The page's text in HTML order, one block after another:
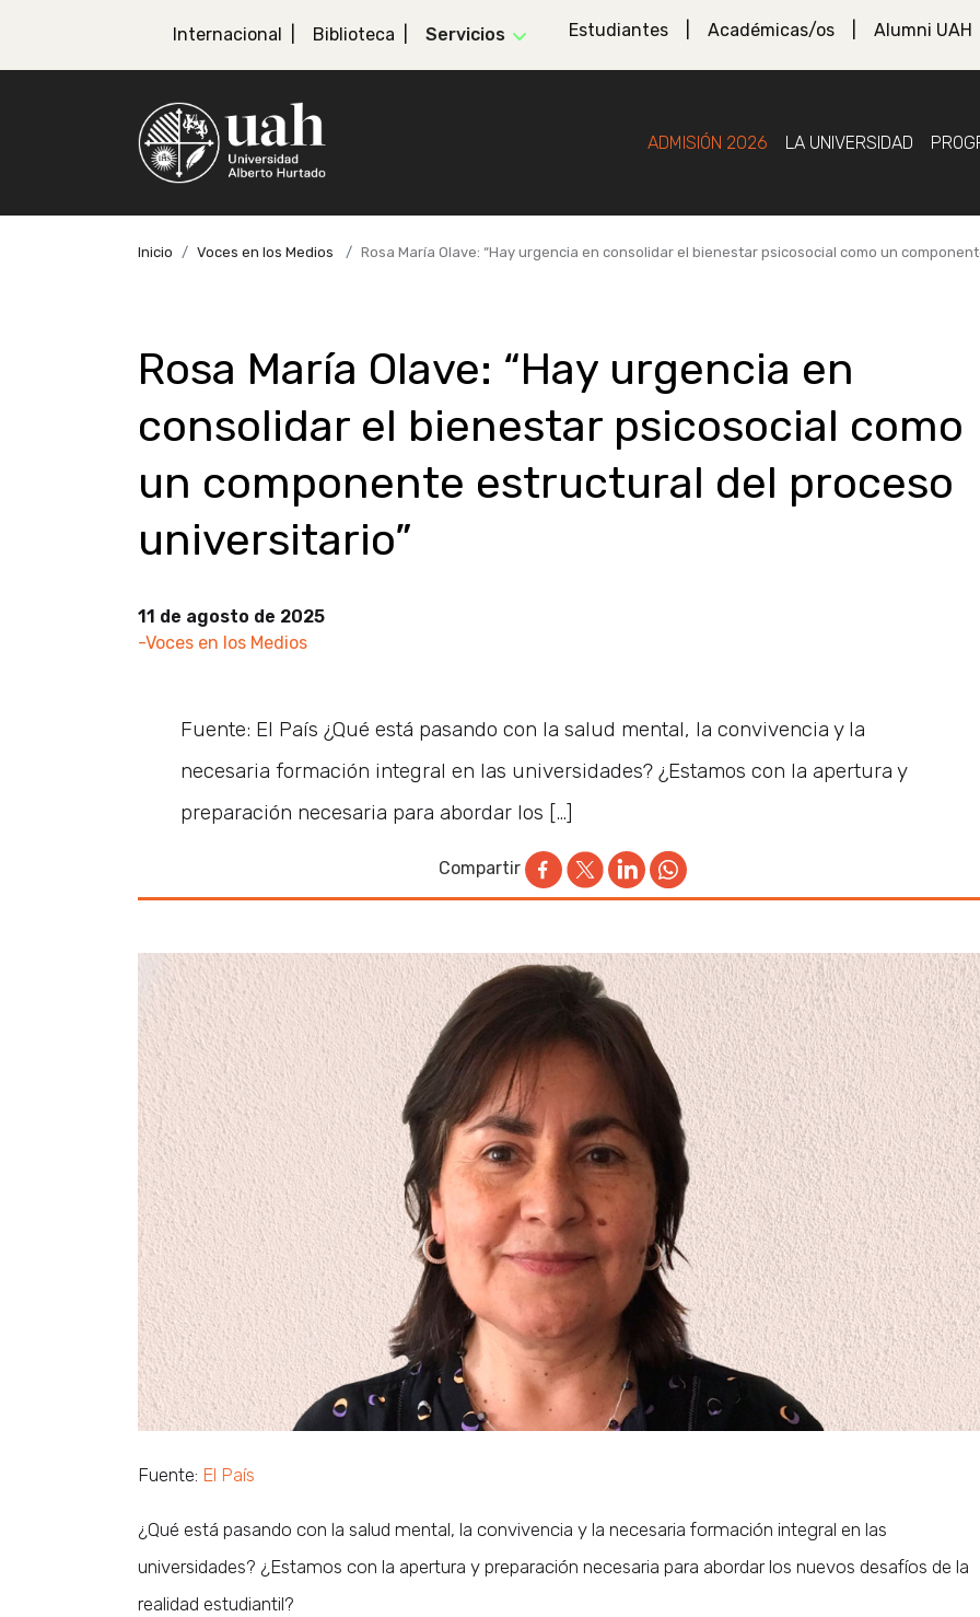
Internacional Biblioteca Servicios Estudiantes Académicas/os Alumni UAH
ADMISIÓN 2026 LA UNIVERSIDAD
Inicio Voces en los Medios Rosa María Olave: “Hay urgencia en consolidar el bienestar psicosocial como un
Rosa María Olave: “Hay urgencia en
consolidar el bienestar psicosocial como
un componente estructural del proceso
universitario”
11 de agosto de 2025
-Voces en los Medios
Fuente: El País ¿Qué está pasando con la salud mental, la convivencia y la
necesaria formación integral en las universidades? ¿Estamos con la apertura y
preparación necesaria para abordar los […]
Compartir
Fuente: El País
¿Qué está pasando con la salud mental, la convivencia y la necesaria formación integral en las
universidades? ¿Estamos con la apertura y preparación necesaria para abordar los nuevos desafíos de la
realidad estudiantil?